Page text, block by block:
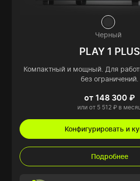
Черный
PLAY 1 PLUS
Компактный и мощный. Для
без ограничений.
от 148 300 ₽
или от 5 512 ₽ в
Конфигурировать и
Подробнее